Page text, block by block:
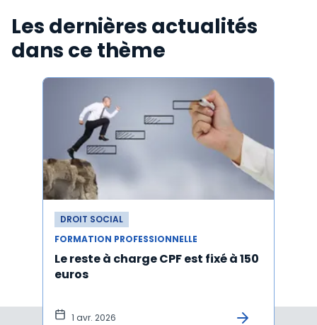
Les dernières actualités
dans ce thème
DROIT SOCIAL
FORMATION PROFESSIONNELLE
Le reste à charge CPF est fixé à 150
euros
1 avr. 2026